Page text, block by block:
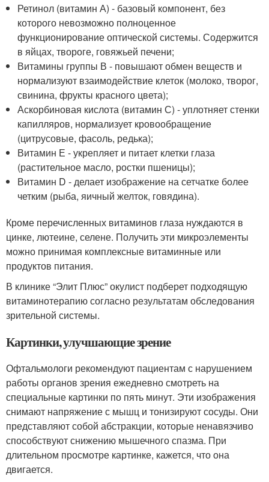
Ретинол (витамин А) - базовый компонент, без
которого невозможно полноценное
функционирование оптической системы. Содержится
в яйцах, твороге, говяжьей печени;
Витамины группы В - повышают обмен веществ и
нормализуют взаимодействие клеток (молоко, творог,
свинина, фрукты красного цвета);
Аскорбиновая кислота (витамин С) - уплотняет стенки
капилляров, нормализует кровообращение
(цитрусовые, фасоль, редька);
Витамин Е - укрепляет и питает клетки глаза
(растительное масло, ростки пшеницы);
Витамин D - делает изображение на сетчатке более
четким (рыба, яичный желток, говядина).
Кроме перечисленных витаминов глаза нуждаются в
цинке, лютеине, селене. Получить эти микроэлементы
можно принимая комплексные витаминные или
продуктов питания.
В клинике “Элит Плюс” окулист подберет подходящую
витаминотерапию согласно результатам обследования
зрительной системы.
Картинки, улучшающие зрение
Офтальмологи рекомендуют пациентам с нарушением
работы органов зрения ежедневно смотреть на
специальные картинки по пять минут. Эти изображения
снимают напряжение с мышц и тонизируют сосуды. Они
представляют собой абстракции, которые ненавязчиво
способствуют снижению мышечного спазма. При
длительном просмотре картинке, кажется, что она
двигается.